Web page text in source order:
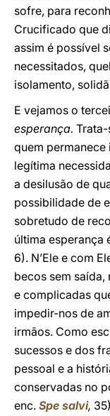
sofre, para
Crucificado que
assim é possível
necessitados,
isolamento,
E vejamos o
esperança.
quem permanece
legítima
a desilusão de
possibilidade de
sobretudo de
última esperança
6). N’Ele e com
becos sem saída,
e complicadas
impedir-nos de
irmãos. Como
sucessos e dos
pessoal e a
conservadas no
enc. Spe salvi,